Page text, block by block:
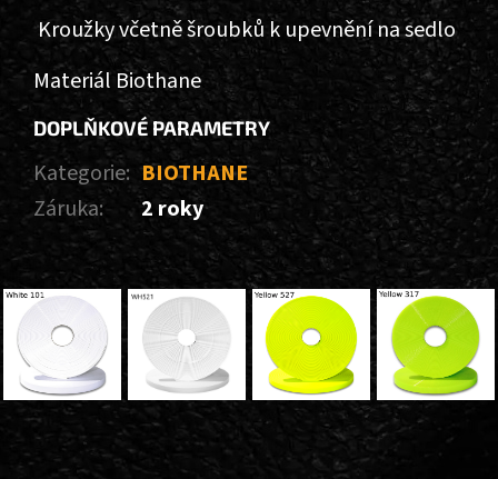
Kroužky včetně šroubků k upevnění na sedlo
Materiál Biothane
DOPLŇKOVÉ PARAMETRY
Kategorie: BIOTHANE
Záruka: 2 roky